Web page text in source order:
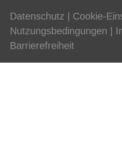
Datenschutz Cookie-
Nutzungsbedingungen
Barrierefreiheit